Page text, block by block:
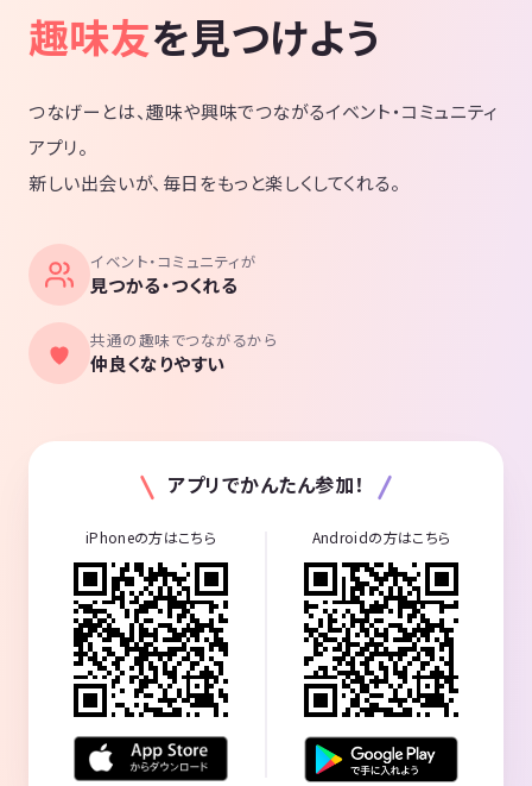
趣味友を見つけよう
つなげーとは、趣味や興味でつながるイベント・コミュニティ
アプリ。
新しい出会いが、毎日をもっと楽しくしてくれる。
イベント・コミュニティが
見つかる・つくれる
共通の趣味でつながるから
仲良くなりやすい
アプリでかんたん参加！
iPhoneの方はこちら Androidの方はこちら